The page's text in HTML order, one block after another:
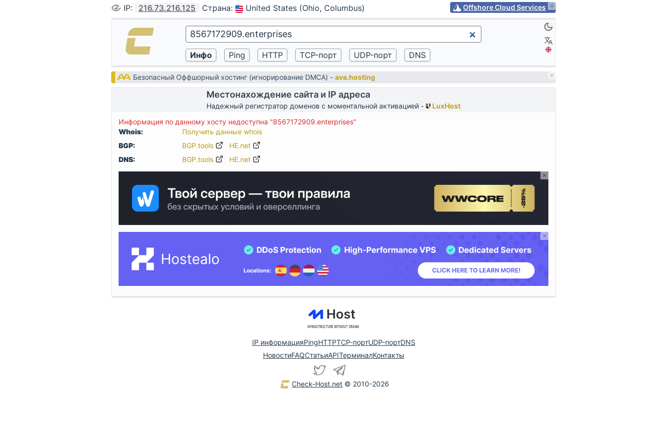
IP: 216.73.216.125 Страна: United States (Ohio, Columbus) Offshore Cloud Services
Безопасный Оффшорный хостинг (игнорирование DMCA) -ava.hosting
Местонахождение сайта и IP адреса
Надежный регистратор доменов с моментальной активацией -
LuxHost
Информация по данному хосту недоступна "8567172909.enterprises"
Whois:
Получить данные whois
BGP:
BGP.tools
HE.net
DNS:
BGP.tools HE.net
IP информацияPingHTTPTCP-портUDP-портDNS
НовостиFAQСтатьиAPIТерминалКонтакты
Check-Host.net © 2010-2026